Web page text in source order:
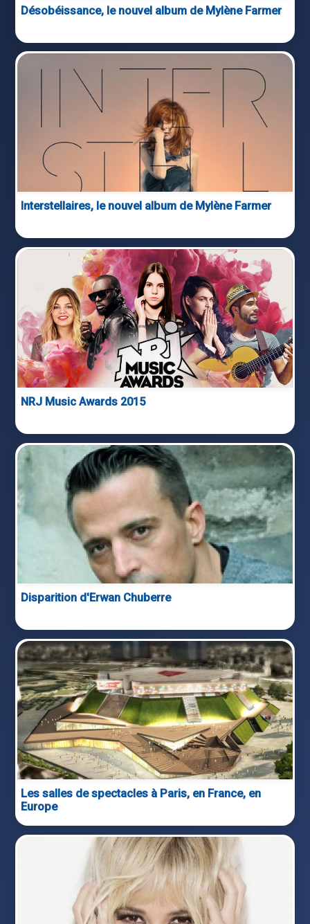
Désobéissance, le nouvel album de Mylène Farmer
Interstellaires, le nouvel album de Mylène Farmer
NRJ Music Awards 2015
Disparition d'Erwan Chuberre
Les salles de spectacles à Paris, en France, en
Europe